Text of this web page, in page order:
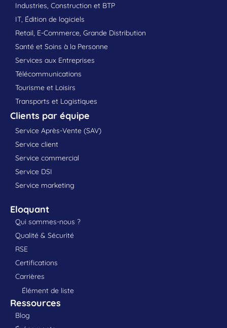
Industries, Construction et BTP
IT, Édition de logiciels
Retail, E-Commerce, Grande Distribution
Santé et Soins à la Personne
Services aux Entreprises
Télécommunications
Tourisme et Loisirs
Transports et Logistiques
Clients par équipe
Service Après-Vente (SAV)
Service client
Service commercial
Service DSI
Service marketing
Eloquant
Qui sommes-nous ?
Qualité & Sécurité
RSE
Certifications
Carrières
Élément de liste
Ressources
Blog